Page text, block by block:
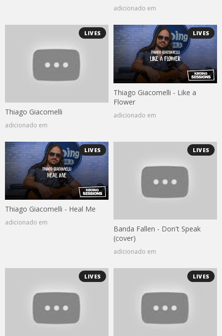
adicionado em
LIVES
Thiago Giacomelli
adicionado em
LIVES
Thiago Giacomelli - Like a
Flower
adicionado em
LIVES
Thiago Giacomelli - Heal Me
adicionado em
LIVES
Banda Fallen - Don't Speak
(cover)
adicionado em
LIVES LIVES